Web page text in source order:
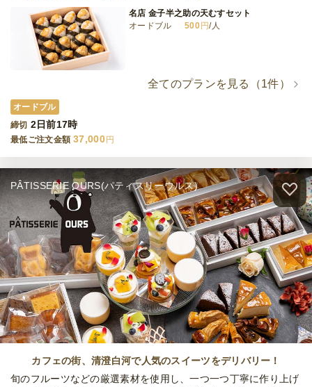
名店 金子半之助の天むすセット
オードブル
500円/人
全てのプランを見る（1件）
オードブル
締切 2日前17時
最低ご注文金額 37,000 円
PÂTISSERIE OURS(パティスリーウルス)
カフェの街、清澄白河で人気のスイーツをデリバリー！
旬のフルーツなどの厳選素材を使用し、一つ一つ丁寧に作り上げ